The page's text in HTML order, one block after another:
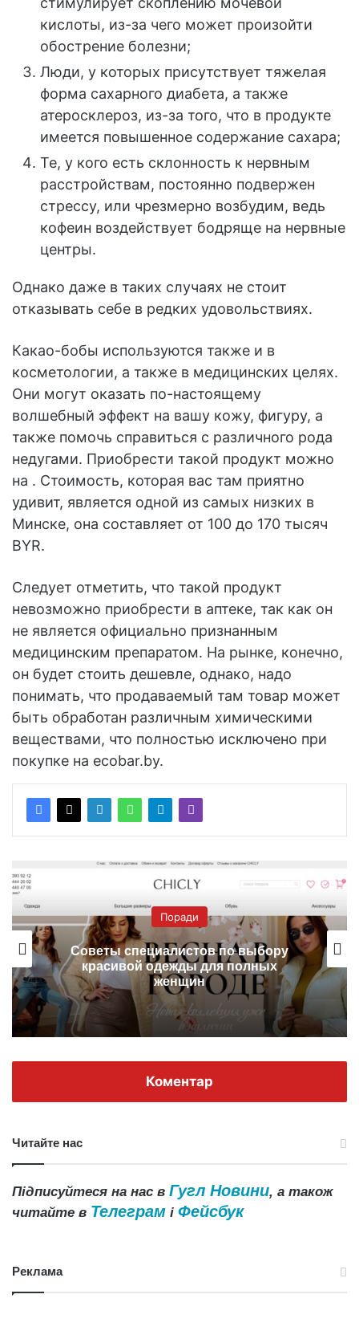
кислоты, из-за чего может произойти
обострение болезни;
Люди, у которых присутствует тяжелая
форма сахарного диабета, а также
атеросклероз, из-за того, что в продукте
имеется повышенное содержание сахара;
Те, у кого есть склонность к нервным
расстройствам, постоянно подвержен
стрессу, или чрезмерно возбудим, ведь
кофеин воздействует бодряще на нервные
центры.
Однако даже в таких случаях не стоит
отказывать себе в редких удовольствиях.
Какао-бобы используются также и в
косметологии, а также в медицинских целях.
Они могут оказать по-настоящему
волшебный эффект на вашу кожу, фигуру, а
также помочь справиться с различного рода
недугами. Приобрести такой продукт можно
на . Стоимость, которая вас там приятно
удивит, является одной из самых низких в
Минске, она составляет от 100 до 170 тысяч
BYR.
Следует отметить, что такой продукт
невозможно приобрести в аптеке, так как он
не является официально признанным
медицинским препаратом. На рынке, конечно,
он будет стоить дешевле, однако, надо
понимать, что продаваемый там товар может
быть обработан различным химическими
веществами, что полностью исключено при
покупке на ecobar.by.
Поради
Советы специалистов по выбору
красивой одежды для полных
женщин
Коментар
Читайте нас
Підписуйтеся на нас в Гугл Новини, а також
читайте в Телеграм і Фейсбук
Реклама